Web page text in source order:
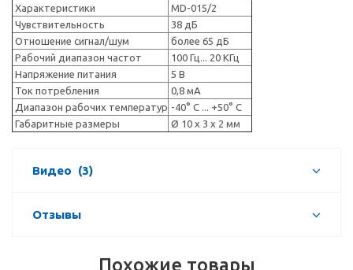
Характеристики
MD-015/2
Чувствительность
38 дБ
Отношение сигнал/шум
более 65 дБ
Рабочий диапазон частот
100 Гц... 20 КГц
Напряжение питания
5 В
Ток потребления
0,8 мА
Диапазон рабочих температур -40° С ... +50° С
Габаритные размеры
Ø 10 х 3 х 2 мм
Видео (3)
Отзывы
Похожие товары